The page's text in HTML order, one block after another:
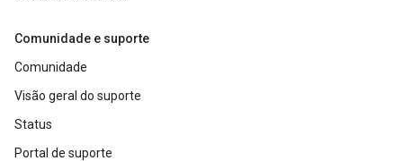
Comunidade e suporte
Comunidade
Visão geral do suporte
Status
Portal de suporte